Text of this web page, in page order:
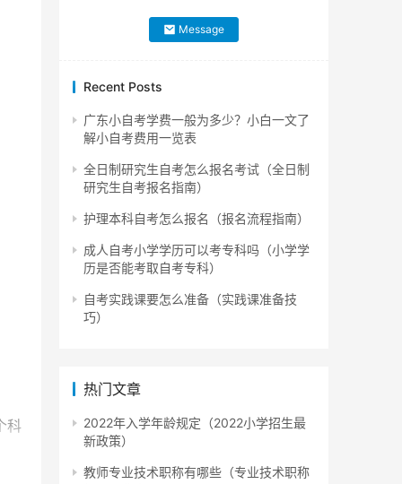
科
Message
Recent Posts
广东小自考学费一般为多少？小白一文了
解小自考费用一览表
全日制研究生自考怎么报名考试（全日制
研究生自考报名指南）
护理本科自考怎么报名（报名流程指南）
成人自考小学学历可以考专科吗（小学学
历是否能考取自考专科）
自考实践课要怎么准备（实践课准备技
巧）
热门文章
2022年入学年龄规定（2022小学招生最
新政策）
教师专业技术职称有哪些（专业技术职称